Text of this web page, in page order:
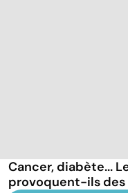
Cancer, diabète...
provoquent-ils des